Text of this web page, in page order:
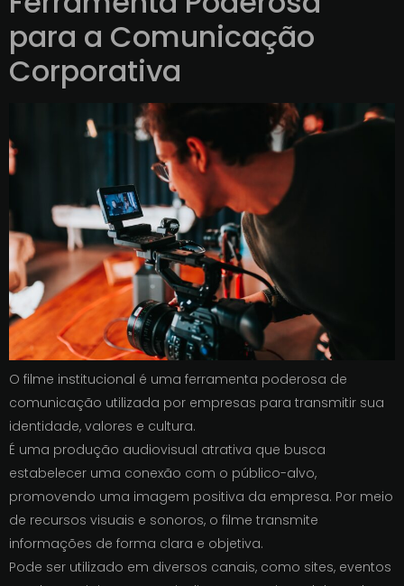
para a Comunicação
Corporativa
O filme institucional é uma ferramenta poderosa de
comunicação utilizada por empresas para transmitir sua
identidade, valores e cultura.
É uma produção audiovisual atrativa que busca
estabelecer uma conexão com o público-alvo,
promovendo uma imagem positiva da empresa. Por meio
de recursos visuais e sonoros, o filme transmite
informações de forma clara e objetiva.
Pode ser utilizado em diversos canais, como sites, eventos